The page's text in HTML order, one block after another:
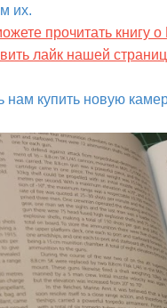
их.
прочитать книгу
лайк нашей
купить новую